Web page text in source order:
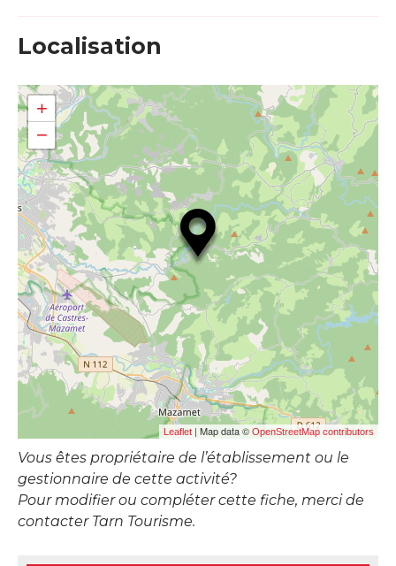
Localisation
+
−
Leaflet | Map data © OpenStreetMap contributors
Vous êtes propriétaire de l’établissement ou le
gestionnaire de cette activité?
Pour modifier ou compléter cette fiche, merci de
contacter Tarn Tourisme.